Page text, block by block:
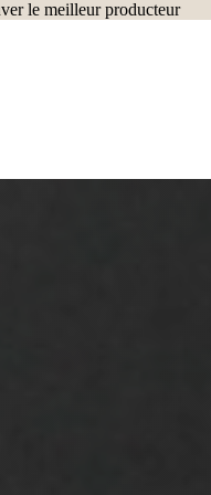
le meilleur producteur